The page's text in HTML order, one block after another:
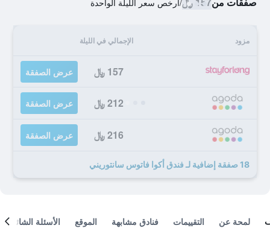
/أرخص سعر الليلة الواحدة
مزود الإجمالي في الليلة
157 ﷼ عرض الصفقة
212 ﷼ عرض الصفقة
216 ﷼ عرض الصفقة
18 صفقة إضافية لـ فندق أكوا فاتوس سانتوريني
لمحة عن التقييمات فنادق مشابهة الموقع الأسئلة الشائعة